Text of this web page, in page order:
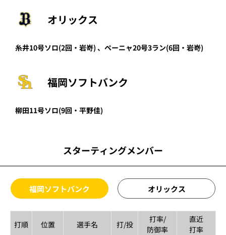
オリックス
糸井10号ソロ(2回・ 岩嵜) 、 ペーニャ20号3ラン(6回・ 岩嵜)
福岡ソフトバンク
柳田11号ソロ(9回・ 平野佳)
スターティングメンバー
福岡ソフトバンク オリックス
打順 位置 選手名 打/投
打率/
防御率
直近
打率